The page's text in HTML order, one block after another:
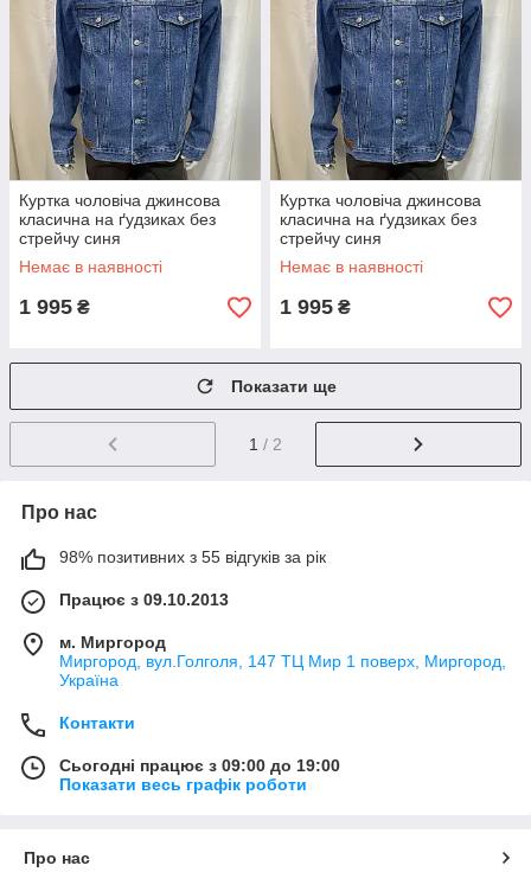
Куртка чоловіча джинсова
класична на ґудзиках без
стрейчу синя
Немає в наявності
1 995 ₴
Куртка чоловіча джинсова
класична на ґудзиках без
стрейчу синя
Немає в наявності
1 995 ₴
Показати ще
1 / 2
Про нас
98% позитивних з 55 відгуків за рік
Працює з 09.10.2013
м. Миргород
Миргород, вул.Голголя, 147 ТЦ Мир 1 поверх, Миргород,
Україна
Контакти
Сьогодні працює з 09:00 до 19:00
Показати весь графік роботи
Про нас